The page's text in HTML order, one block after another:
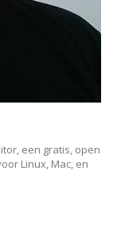
een gratis, open
Linux, Mac, en